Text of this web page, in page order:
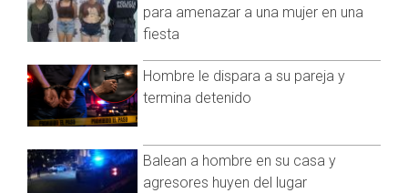
Pese a que los jóvenes se cambiaron de vestimenta, el
calzado e identificación de testigos fue clave para ponerlos
ante la autoridad correspondiente.
Visita y accede a todo nuestro contenido |
www.cadenanoticias.com
@cadenanoticiasmx | TikTok:@CadenaNoticias|
Whatsapp:@CadenaNoticias |
para amenazar a una mujer en una
fiesta
Hombre le dispara a su pareja y
termina detenido
Balean a hombre en su casa y
agresores huyen del lugar